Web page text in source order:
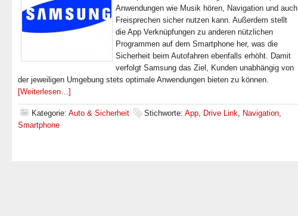
Anwendungen wie Musik hören, Navigation und auch
Freisprechen sicher nutzen kann. Außerdem stellt
die App Verknüpfungen zu anderen nützlichen
Programmen auf dem Smartphone her, was die
Sicherheit beim Autofahren ebenfalls erhöht. Damit
verfolgt Samsung das Ziel, Kunden unabhängig von
der jeweiligen Umgebung stets optimale Anwendungen bieten zu können.
[Weiterlesen…]
Kategorie: Auto & Sicherheit Stichworte: App, Drive Link, Navigation,
Smartphone